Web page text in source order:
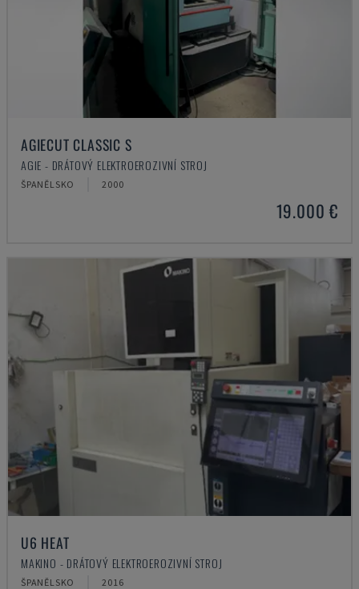
AGIECUT CLASSIC S
AGIE - DRÁTOVÝ ELEKTROEROZIVNÍ STROJ
ŠPANĚLSKO 2000
19.000 €
U6 HEAT
MAKINO - DRÁTOVÝ ELEKTROEROZIVNÍ STROJ
ŠPANĚLSKO 2016